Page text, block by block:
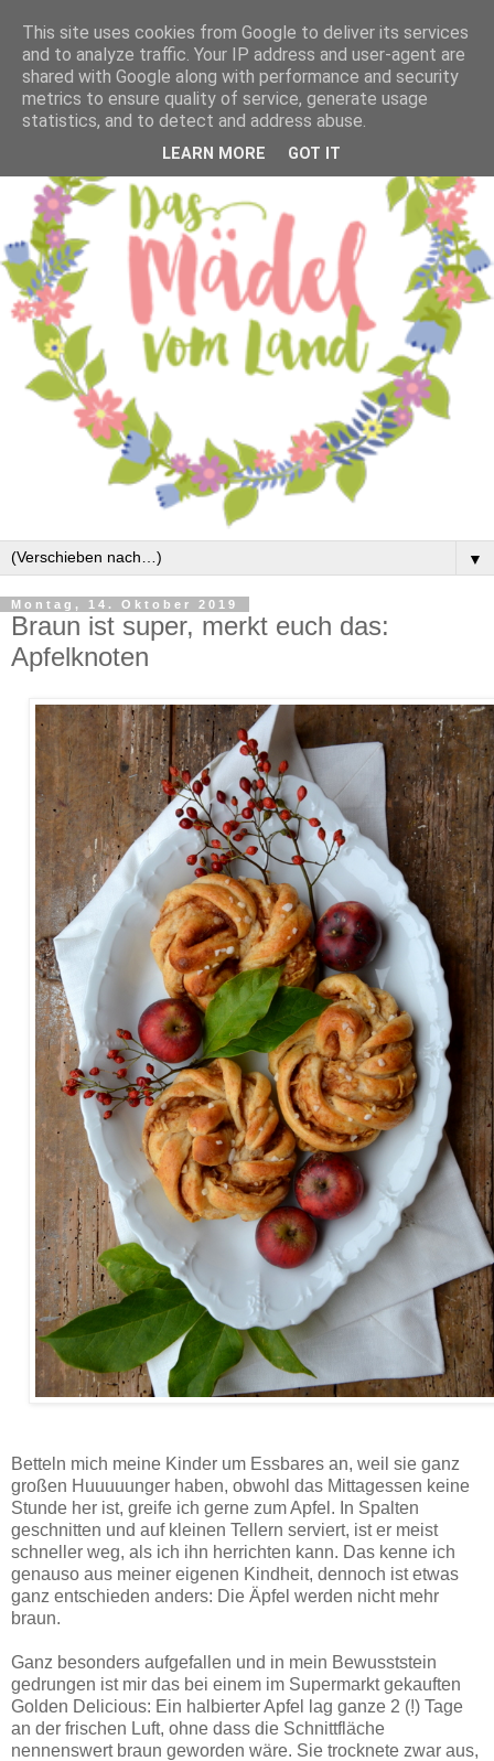
▼
Montag, 14. Oktober 2019
Braun ist super, merkt euch das:
Apfelknoten
Betteln mich meine Kinder um Essbares an, weil sie ganz
großen Huuuuunger haben, obwohl das Mittagessen keine
Stunde her ist, greife ich gerne zum Apfel. In Spalten
geschnitten und auf kleinen Tellern serviert, ist er meist
schneller weg, als ich ihn herrichten kann. Das kenne ich
genauso aus meiner eigenen Kindheit, dennoch ist etwas
ganz entschieden anders: Die Äpfel werden nicht mehr
braun.
Ganz besonders aufgefallen und in mein Bewusststein
gedrungen ist mir das bei einem im Supermarkt gekauften
Golden Delicious: Ein halbierter Apfel lag ganze 2 (!) Tage
an der frischen Luft, ohne dass die Schnittfläche
nennenswert braun geworden wäre. Sie trocknete zwar aus,
This site uses cookies from Google to deliver its services
and to analyze traffic. Your IP address and user-agent are
shared with Google along with performance and security
metrics to ensure quality of service, generate usage
statistics, and to detect and address abuse.
LEARN MORE GOT IT